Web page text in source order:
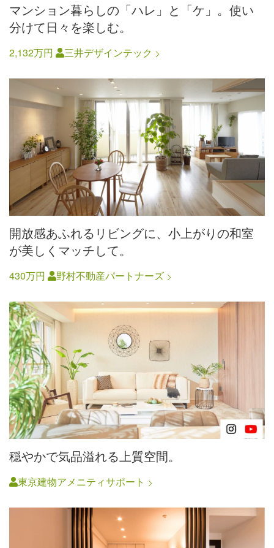
マンション暮らしの「ハレ」と「ケ」。使い
分けて日々を楽しむ。
2,132万円 三井デザインテック
開放感あふれるリビングに、小上がりの和室
が美しくマッチして。
430万円 野村不動産パートナーズ
穏やかで気品溢れる上質空間。
東京建物アメニティサポート